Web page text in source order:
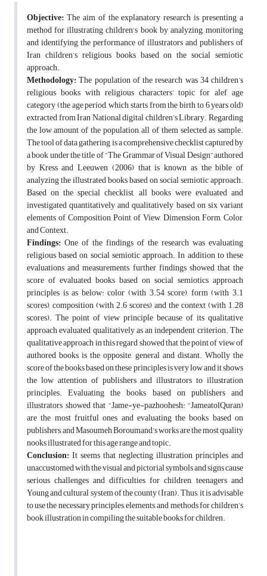
Objective:The aim of the explanatory research is presenting a
method for illustrating children’s book by analyzing, monitoring
and identifying the performance of illustrators and publishers of
Iran children’s religious books based on the social semiotic
approach.
Methodology:The population of the research was 34 children’s
religious books with religious characters’ topic for alef age
category (the age period, which starts from the birth to 6 years old)
extracted from Iran National digital children’s Library. Regarding
the low amount of the population, all of them selected as sample.
The tool of data gathering is a comprehensive checklist captured by
a book under the title of “The Grammar of Visual Design” authored
by Kress and Leeuwen (2006) that is known as the bible of
analyzing the illustrated books based on social semiotic approach.
Based on the special checklist, all books were evaluated and
investigated quantitatively and qualitatively based on six variant
elements of Composition, Point of View, Dimension, Form, Color,
and Context.
Findings: One of the findings of the research was evaluating
religious based on social semiotic approach. In addition to these
evaluations and measurements, further findings showed that the
score of evaluated books based on social semiotics approach
principles is as below: color (with 3.54 score), form (with 3.1
scores), composition (with 2.6 scores) and the context (with 1.28
scores). The point of view principle because of its qualitative
approach evaluated qualitatively as an independent criterion. The
qualitative approach in this regard showed that the point of view of
authored books is the opposite, general and distant. Wholly the
score of the books based on these principles is very low and it shows
the low attention of publishers and illustrators to illustration
principles. Evaluating the books based on publishers and
illustrators showed that “Jame-ye-pazhoohesh: “JameatolQuran)
are the most fruitful ones and evaluating the books based on
publishers, and Masoumeh Boroumand’s works are the most quality
nooks illustrated for this age range and topic.
Conclusion:It seems that neglecting illustration principles and
unaccustomed with the visual and pictorial symbols and signs cause
serious challenges and difficulties for children, teenagers and
Young and cultural system of the county (Iran). Thus, it is advisable
to use the necessary principles, elements, and methods for children’s
book illustration in compiling the suitable books for children.